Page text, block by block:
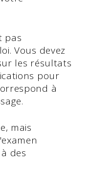
pas
Vous devez
les résultats
pour
à
mais
des